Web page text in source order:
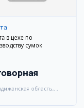
в цехе по
сумок
область,